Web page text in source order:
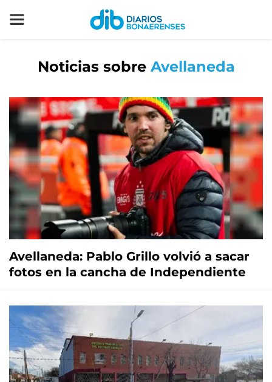
Noticias sobre Avellaneda
Avellaneda: Pablo Grillo volvió a sacar
fotos en la cancha de Independiente